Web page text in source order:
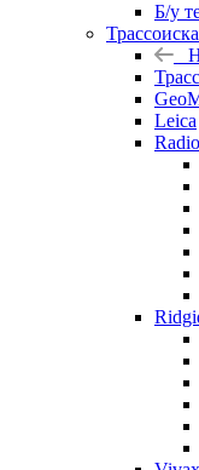
Б/у
Leica